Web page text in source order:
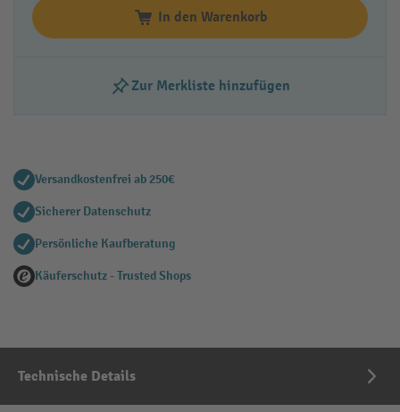
In den Warenkorb
Zur Merkliste hinzufügen
Versandkostenfrei ab 250€
Sicherer Datenschutz
Persönliche Kaufberatung
Käuferschutz - Trusted Shops
Technische Details